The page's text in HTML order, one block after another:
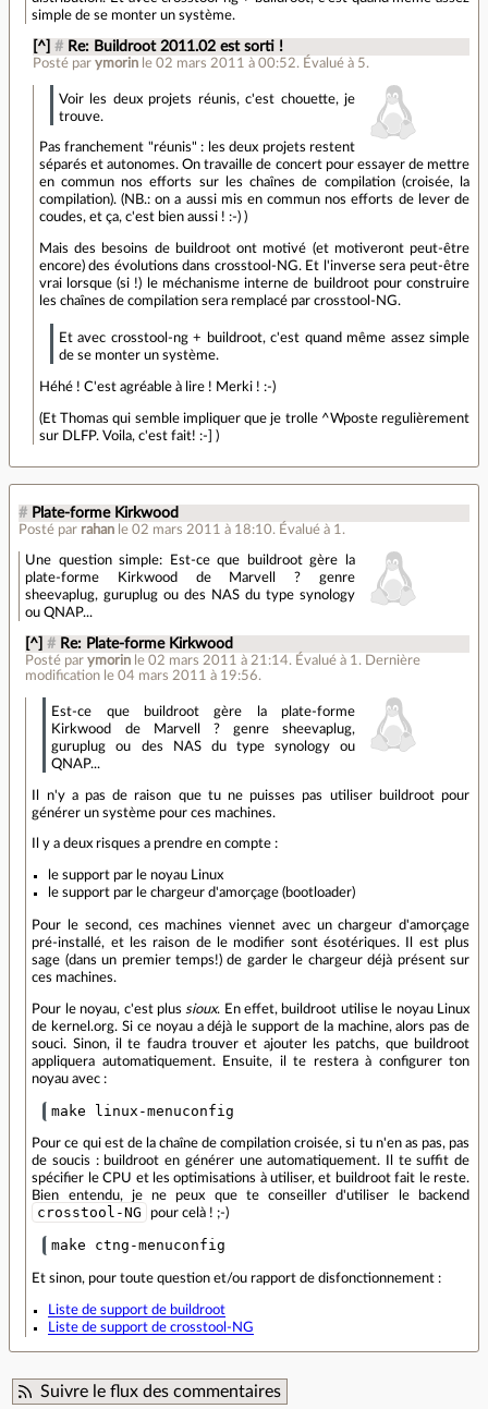
simple de se monter un système.
[^] # Re: Buildroot 2011.02 est sorti !
Posté par ymorin le 02 mars 2011 à 00:52. Évalué à 5.
Voir les deux projets réunis, c'est chouette, je
trouve.
Pas franchement "réunis" : les deux projets restent
séparés et autonomes. On travaille de concert pour essayer de mettre
en commun nos efforts sur les chaînes de compilation (croisée, la
compilation). (NB.: on a aussi mis en commun nos efforts de lever de
coudes, et ça, c'est bien aussi ! :-) )
Mais des besoins de buildroot ont motivé (et motiveront peut-être
encore) des évolutions dans crosstool-NG. Et l'inverse sera peut-être
vrai lorsque (si !) le méchanisme interne de buildroot pour construire
les chaînes de compilation sera remplacé par crosstool-NG.
Et avec crosstool-ng + buildroot, c'est quand même assez simple
de se monter un système.
Héhé ! C'est agréable à lire ! Merki ! :-)
(Et Thomas qui semble impliquer que je trolle ^Wposte regulièrement
sur DLFP. Voila, c'est fait! :-] )
# Plate-forme Kirkwood
Posté par rahan le 02 mars 2011 à 18:10. Évalué à 1 .
Une question simple: Est-ce que buildroot gère la
plate-forme Kirkwood de Marvell ? genre
sheevaplug, guruplug ou des NAS du type synology
ou QNAP...
[^] # Re: Plate-forme Kirkwood
Posté parymorin le 02 mars 2011 à 21:14. Évalué à 1 . Dernière
modification le 04 mars 2011 à 19:56.
Est-ce que buildroot gère la plate-forme
Kirkwood de Marvell ? genre sheevaplug,
guruplug ou des NAS du type synology ou
QNAP...
Il n'y a pas de raison que tu ne puisses pas utiliser buildroot pour
générer un système pour ces machines.
Il y a deux risques a prendre en compte :
le support par le noyau Linux
le support par le chargeur d'amorçage (bootloader)
Pour le second, ces machines viennet avec un chargeur d'amorçage
pré-installé, et les raison de le modifier sont ésotériques. Il est plus
sage (dans un premier temps!) de garder le chargeur déjà présent sur
ces machines.
Pour le noyau, c'est plus sioux. En effet, buildroot utilise le noyau Linux
de kernel.org. Si ce noyau a déjà le support de la machine, alors pas de
souci. Sinon, il te faudra trouver et ajouter les patchs, que buildroot
appliquera automatiquement. Ensuite, il te restera à configurer ton
noyau avec :
make linux-menuconfig
Pour ce qui est de la chaîne de compilation croisée, si tu n'en as pas, pas
de soucis : buildroot en générer une automatiquement. Il te suffit de
spécifier le CPU et les optimisations à utiliser, et buildroot fait le reste.
Bien entendu, je ne peux que te conseiller d'utiliser le backend
crosstool-NG pour celà ! ;-)
make ctng-menuconfig
Et sinon, pour toute question et/ou rapport de disfonctionnement :
Liste de support de buildroot
Liste de support de crosstool-NG
Suivre le flux des commentaires